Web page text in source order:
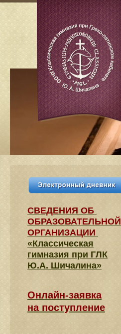
СВЕДЕНИЯ​ ОБ
ОБРАЗОВАТЕЛЬНОЙ
ОРГАНИЗАЦИИ
«Классическая
гимназия при ГЛК
Ю.А. Шичалина»
Онлайн-заявка
на поступление